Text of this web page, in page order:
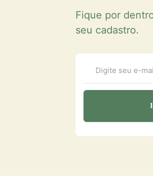
Fique por
seu cadastro.